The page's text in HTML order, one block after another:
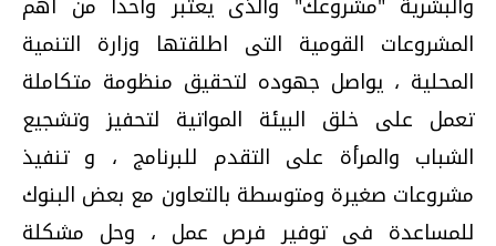
المشروعات القومية التى اطلقتها وزارة التنمية
المحلية ، يواصل جهوده لتحقيق منظومة متكاملة
تعمل على خلق البيئة المواتية لتحفيز وتشجيع
الشباب والمرأة على التقدم للبرنامج ، و تنفيذ
مشروعات صغيرة ومتوسطة بالتعاون مع بعض البنوك
للمساعدة فى توفير فرص عمل ، وحل مشكلة